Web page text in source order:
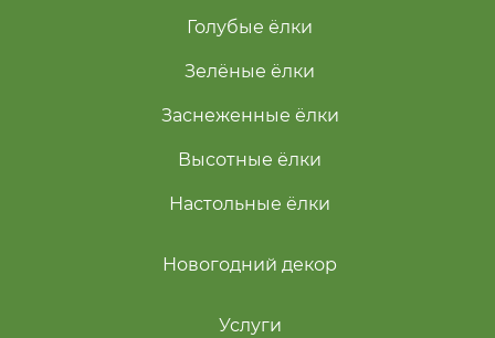
Голубые ёлки
Зелёные ёлки
Заснеженные ёлки
Высотные ёлки
Настольные ёлки
Услуги
Новогодний декор